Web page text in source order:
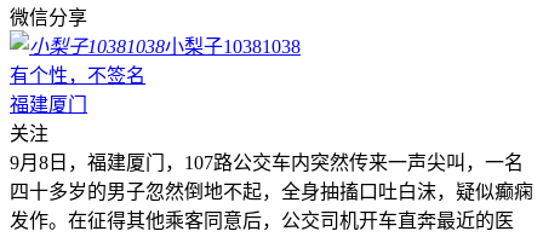
微信分享
小梨子10381038
有个性，不签名
福建厦门
关注
9月8日，福建厦门，107路公交车内突然传来一声尖叫，一名
四十多岁的男子忽然倒地不起，全身抽搐口吐白沫，疑似癫痫
发作。在征得其他乘客同意后，公交司机开车直奔最近的医